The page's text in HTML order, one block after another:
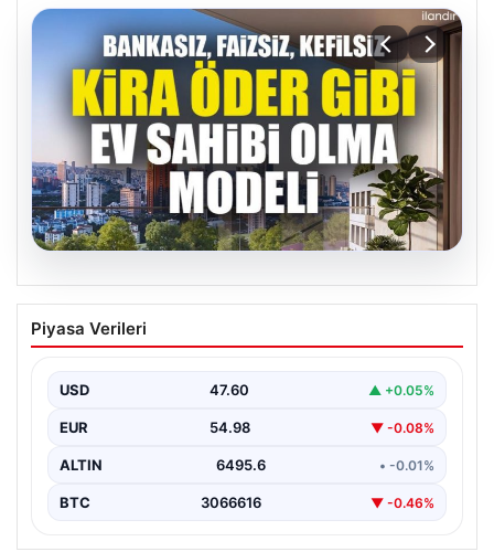
05.08.2026
DAP Yapı’dan bir ilk! Emlak Konut
güvencesi Dap vizyonuyla kendi
Piyasa Verileri
USD 47.60 ▲ +0.05%
EUR 54.98 ▼ -0.08%
ALTIN 6495.6 • -0.01%
BTC 3066616 ▼ -0.46%